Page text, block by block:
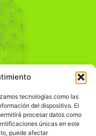
tecnologías como las
del dispositivo. El
procesar datos como
únicas en este
puede afectar
transformarlo.